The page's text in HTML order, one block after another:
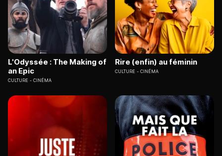
L'Odyssée : The Making of
an Epic
CULTURE CINÉMA
Rire (enfin) au féminin
CULTURE CINÉMA